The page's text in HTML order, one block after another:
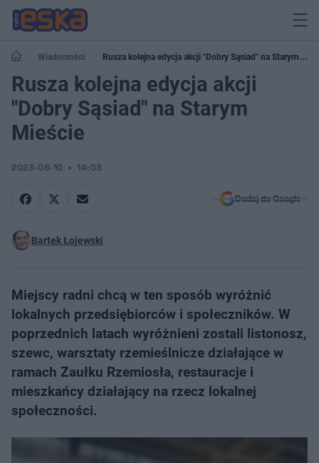
Wiadomości
Rusza kolejna edycja akcji "Dobry Sąsiad" na Starym
Mieście
Rusza kolejna edycja akcji
"Dobry Sąsiad" na Starym
Mieście
2023-08-10 14:05
Dodaj do Google
Bartek Łojewski
Miejscy radni chcą w ten sposób wyróżnić
lokalnych przedsiębiorców i społeczników. W
poprzednich latach wyróżnieni zostali listonosz,
szewc, warsztaty rzemieślnicze działające w
ramach Zaułku Rzemiosła, restauracje i
mieszkańcy działający na rzecz lokalnej
społeczności.